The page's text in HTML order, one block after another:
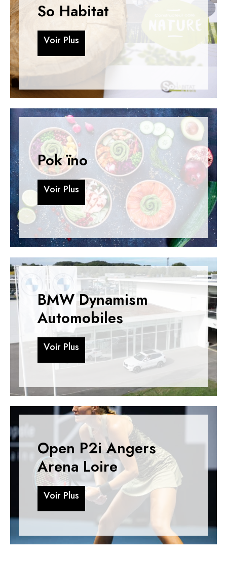
So Habitat
Voir Plus
Voir Plus
Pok ïno
Voir Plus
Voir Plus
BMW Dynamism
Automobiles
Voir Plus
Voir Plus
Open P2i Angers
Arena Loire
Voir Plus
Voir Plus